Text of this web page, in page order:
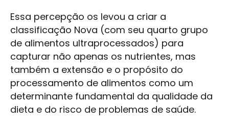
Essa percepção os levou a criar a
classificação Nova (com seu quarto grupo
de alimentos ultraprocessados) para
capturar não apenas os nutrientes, mas
também a extensão e o propósito do
processamento de alimentos como um
determinante fundamental da qualidade da
dieta e do risco de problemas de saúde.